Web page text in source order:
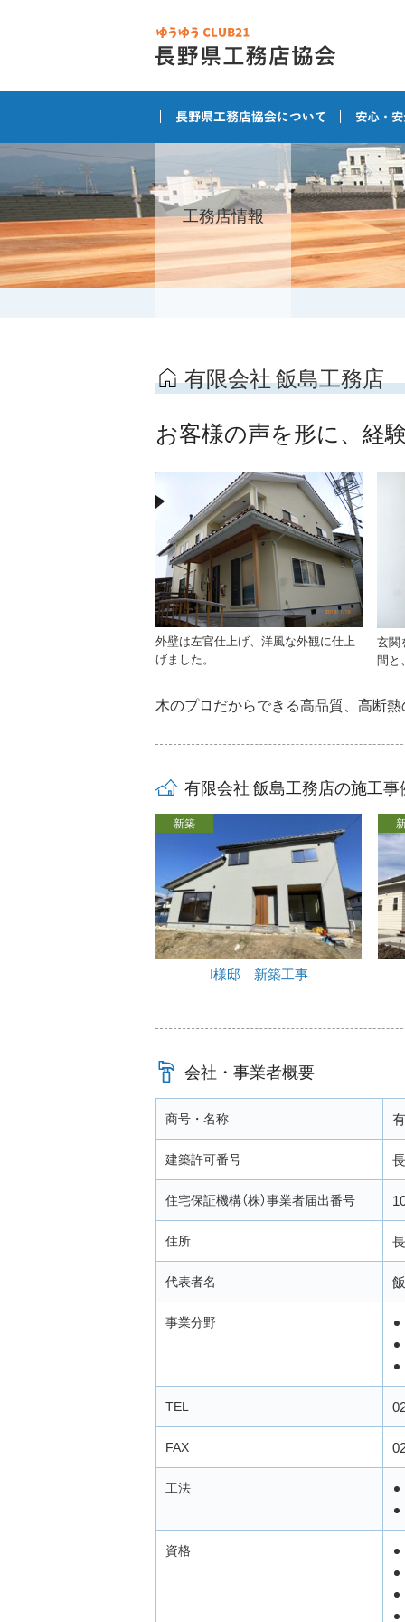
工務店情報
有限会社 飯島工務店
お客様の声を形に、経
外壁は左官仕上げ、洋風な外観に仕上
げました。
玄関
間と
木のプロだからできる高品質、高断
有限会社 飯島工務店の施工事
I様邸 新築工事
新築
会社・事業者概要
商号・名称
建築許可番号
住宅保証機構（株）事業者届出番号
住所
代表者名
事業分野
TEL
FAX
工法
資格